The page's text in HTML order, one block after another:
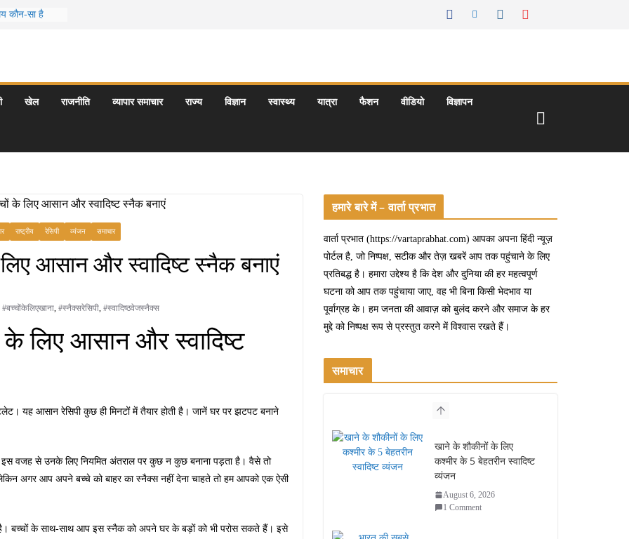
कौन-सा है
दार्जिलिंग
खेल राजनीति व्यापार समाचार राज्य विज्ञान स्वास्थ्य यात्रा फैशन वीडियो विज्ञापन
राष्ट्रीय रेसिपी व्यंजन समाचार
आसान और स्वादिष्ट स्नैक बनाएं
#बच्चोंकेलिएखाना, #स्नैक्सरेसिपी, #स्वादिष्ठवेजस्नैक्स
लिए आसान और स्वादिष्ट
यह आसान रेसिपी कुछ ही मिनटों में तैयार होती है। जानें घर पर झटपट बनाने
वजह से उनके लिए नियमित अंतराल पर कुछ न कुछ बनाना पड़ता है। वैसे तो
अगर आप अपने बच्चे को बाहर का स्नैक्स नहीं देना चाहते तो हम आपको एक ऐसी
है। बच्चों के साथ-साथ आप इस स्नैक को अपने घर के बड़ों को भी परोस सकते हैं। इसे
हमारे बारे में – वार्ता प्रभात
वार्ता प्रभात (https://vartaprabhat.com) आपका अपना हिंदी न्यूज़
पोर्टल है, जो निष्पक्ष, सटीक और तेज़ खबरें आप तक पहुंचाने के लिए
प्रतिबद्ध है। हमारा उद्देश्य है कि देश और दुनिया की हर महत्वपूर्ण
घटना को आप तक पहुंचाया जाए, वह भी बिना किसी भेदभाव या
पूर्वाग्रह के। हम जनता की आवाज़ को बुलंद करने और समाज के हर
मुद्दे को निष्पक्ष रूप से प्रस्तुत करने में विश्वास रखते हैं।
समाचार
खाने के शौकीनों के लिए
कश्मीर के 5 बेहतरीन स्वादिष्ट
व्यंजन
August 6, 2026
1 Comment